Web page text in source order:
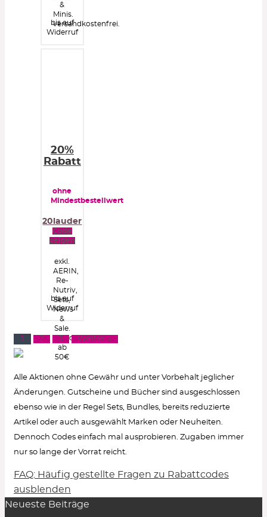
&
Minis.
versandkostenfrei.
bis auf
Widerruf
20%
Rabatt
ohne
Mindestbestellwert
20lauder
Code
zeigen
exkl.
AERIN,
Re-
Nutriv,
Sets,
News
&
Sale.
Portofrei
ab
50€
bis auf
Widerruf
2 3 Weiter »
Alle Aktionen ohne Gewähr und unter Vorbehalt jeglicher
Änderungen. Gutscheine und Bücher sind ausgeschlossen
ebenso wie in der Regel Sets, Bundles, bereits reduzierte
Artikel oder auch ausgewählt Marken oder Neuheiten.
Dennoch Codes einfach mal ausprobieren. Zugaben immer
nur so lange der Vorrat reicht.
Wie löse ich einen Rabattcode ein?
Um den Gutschein-Code anzuzeigen, klicke in
FAQ: Häufig gestellte Fragen zu Rabattcodes
ausblenden
Neueste Beiträge